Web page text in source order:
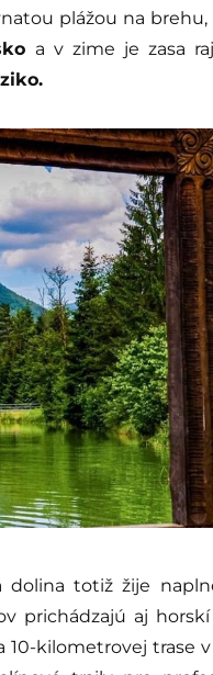
plážou na brehu,
a v zime je zasa
dolina totiž žije
prichádzajú aj
10-kilometrovej trase